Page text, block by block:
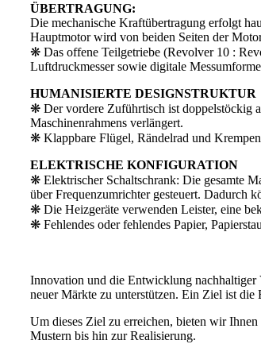
ÜBERTRAGUNG:
Die mechanische Kraftübertragung erfolgt
Hauptmotor wird von beiden Seiten der
❋ Das offene Teilgetriebe (Revolver 10 :
Luftdruckmesser sowie digitale
HUMANISIERTE DESIGNSTRUKTUR
❋ Der vordere Zuführtisch ist doppelstöckig
Maschinenrahmens verlängert.
❋ Klappbare Flügel, Rändelrad und
ELEKTRISCHE KONFIGURATION
❋ Elektrischer Schaltschrank: Die gesamte
über Frequenzumrichter gesteuert. Dadurch
❋ Die Heizgeräte verwenden Leister, eine
❋ Fehlendes oder fehlendes Papier,
Innovation und die Entwicklung nachhaltiger
neuer Märkte zu unterstützen. Ein Ziel ist
Um dieses Ziel zu erreichen, bieten wir
Mustern bis hin zur Realisierung.